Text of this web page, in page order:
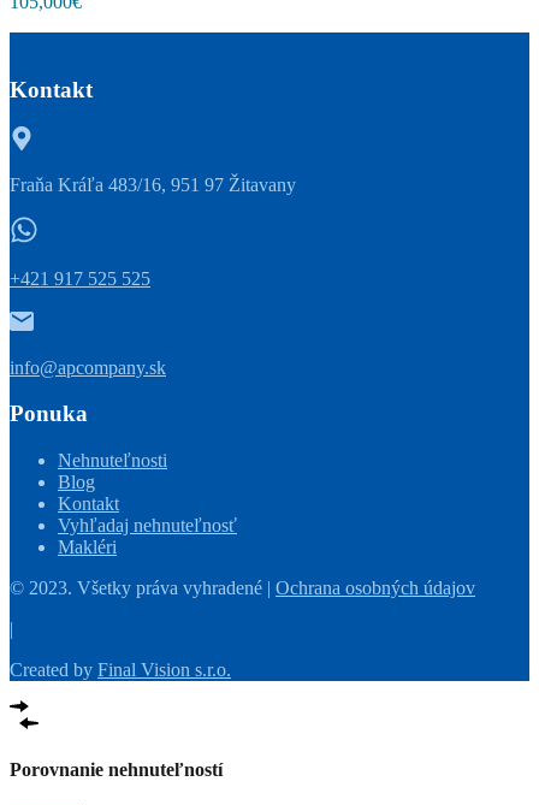
Kontakt
Fraňa Kráľa 483/16, 951 97 Žitavany
+421 917 525 525
info@apcompany.sk
Ponuka
Nehnuteľnosti
Blog
Kontakt
Vyhľadaj nehnuteľnosť
Makléri
© 2023. Všetky práva vyhradené | Ochrana osobných údajov
|
Created by Final Vision s.r.o.
Porovnanie nehnuteľností